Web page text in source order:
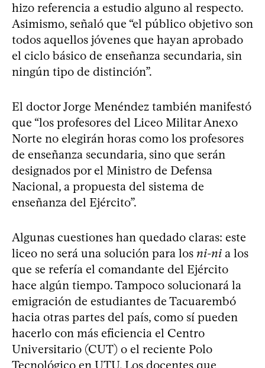
hizo referencia a estudio alguno al respecto.
Asimismo, señaló que “el público objetivo son
todos aquellos jóvenes que hayan aprobado
el ciclo básico de enseñanza secundaria, sin
ningún tipo de distinción”.
El doctor Jorge Menéndez también manifestó
que “los profesores del Liceo Militar Anexo
Norte no elegirán horas como los profesores
de enseñanza secundaria, sino que serán
designados por el Ministro de Defensa
Nacional, a propuesta del sistema de
enseñanza del Ejército”.
Algunas cuestiones han quedado claras: este
liceo no será una solución para los ni-ni a los
que se refería el comandante del Ejército
hace algún tiempo. Tampoco solucionará la
emigración de estudiantes de Tacuarembó
hacia otras partes del país, como sí pueden
hacerlo con más eficiencia el Centro
Universitario (CUT) o el reciente Polo
Tecnológico en UTU. Los docentes que